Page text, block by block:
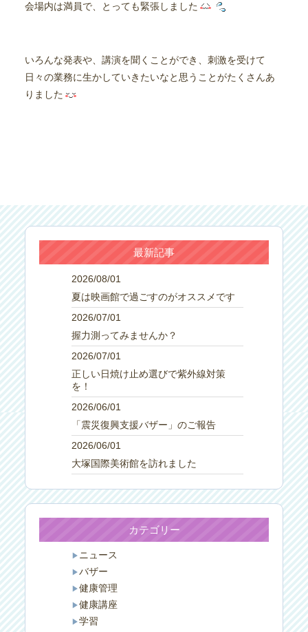
会場内は満員で、とっても緊張しました
いろんな発表や、講演を聞くことができ、刺激を受けて
日々の業務に生かしていきたいなと思うことがたくさんあ
りました
最新記事
2026/08/01
夏は映画館で過ごすのがオススメです
2026/07/01
握力測ってみませんか？
2026/07/01
正しい日焼け止め選びで紫外線対策
を！
2026/06/01
「震災復興支援バザー」のご報告
2026/06/01
大塚国際美術館を訪れました
カテゴリー
ニュース
バザー
健康管理
健康講座
学習